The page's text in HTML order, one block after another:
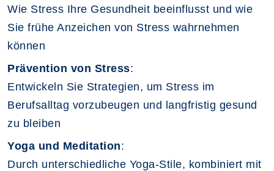
Wie Stress Ihre Gesundheit beeinflusst und wie
Sie frühe Anzeichen von Stress wahrnehmen
können
Prävention von Stress:
Entwickeln Sie Strategien, um Stress im
Berufsalltag vorzubeugen und langfristig gesund
zu bleiben
Yoga und Meditation:
Durch unterschiedliche Yoga-Stile, kombiniert mit